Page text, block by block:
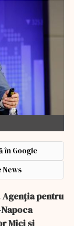
în Google
News
Agenția pentru
Mici si